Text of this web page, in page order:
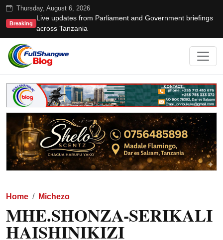
Thursday, August 6, 2026
Breaking
Live updates from Parliament and Government briefings
across Tanzania
Home Michezo
MHE.SHONZA-SERIKALI
HAISHINIKIZI